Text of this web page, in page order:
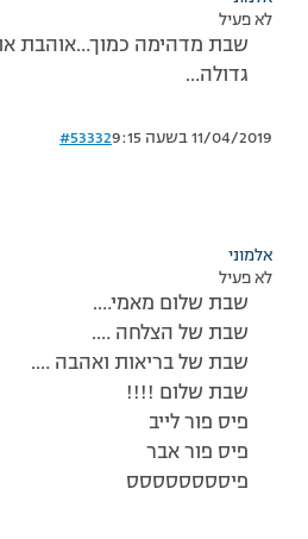
לא פעיל
שבת מדהימה כמוך…אוהבת
גדולה…
11/04/2019 בשעה 9:15 #53332
אלמוני
לא פעיל
שבת שלום מאמי….
שבת של הצלחה ….
שבת של בריאות ואהבה ….
שבת שלום !!!!
פיס פור לייב
פיס פור אבר
פיסססססססס